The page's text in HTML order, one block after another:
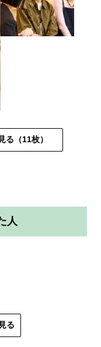
る（11枚）
人
る